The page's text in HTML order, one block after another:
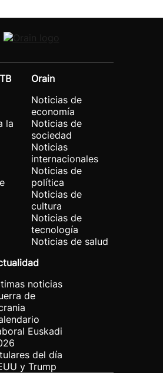
la
Orain
Noticias de
economía
Noticias de
sociedad
Noticias
internacionales
Noticias de
política
Noticias de
cultura
Noticias de
tecnología
Noticias de salud
noticias
de
Euskadi
del día
y Trump